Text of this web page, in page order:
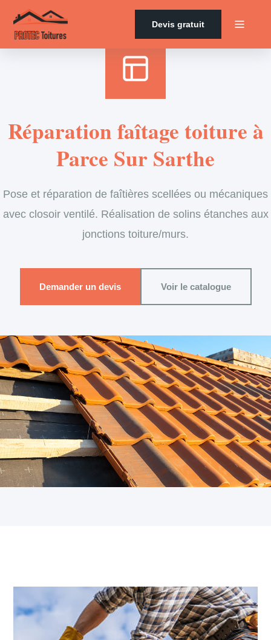
Devis gratuit
Réparation faîtage toiture à
Parce Sur Sarthe
Pose et réparation de faîtières scellées ou mécaniques
avec closoir ventilé. Réalisation de solins étanches aux
jonctions toiture/murs.
Demander un devis Voir le catalogue